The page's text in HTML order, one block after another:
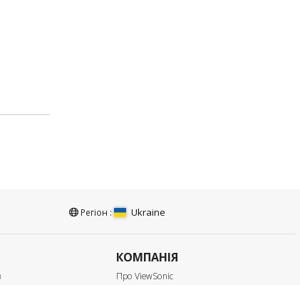
Регіон : Ukraine
КОМПАНІЯ
Про ViewSonic